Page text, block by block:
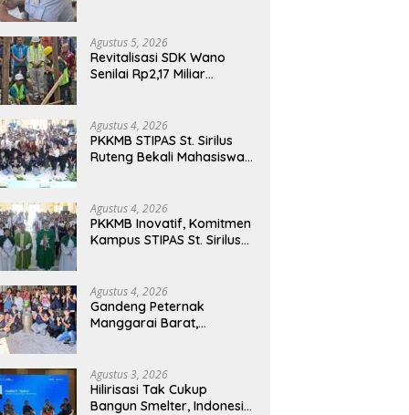
Dasar Peserta Didik
Agustus 5, 2026
Revitalisasi SDK Wano
Senilai Rp2,17 Miliar
Pendidikan di Manggarai
Timur
Agustus 4, 2026
PKKMB STIPAS St. Sirilus
Ruteng Bekali Mahasiswa
Organisasi
Agustus 4, 2026
PKKMB Inovatif, Komitmen
Kampus STIPAS St. Sirilus
Agustus 4, 2026
Gandeng Peternak
Manggarai Barat,
Pakan Fermentasi
Agustus 3, 2026
Hilirisasi Tak Cukup
Bangun Smelter, Indonesia